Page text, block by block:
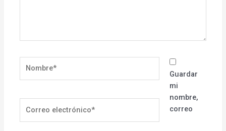
electrónico*
Guardar
mi
nombre,
correo